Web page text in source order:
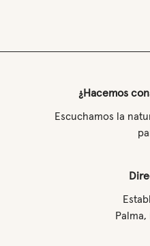
¿Hacemos
Escuchamos la